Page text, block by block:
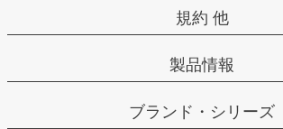
規約 他
製品情報
ブランド・シリーズ